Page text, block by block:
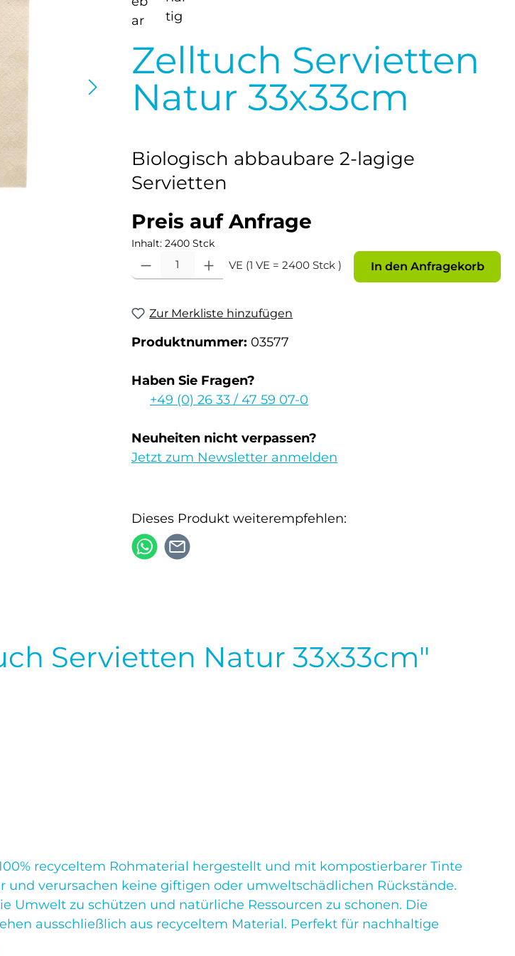
Zelltuch Servietten
Natur 33x33cm
Biologisch abbaubare 2-lagige
Servietten
Preis auf Anfrage
Inhalt: 2400 Stck
Produkt Anzahl: Gib den gewünschten Wert ein oder benutze die Schaltflächen um die
VE (1 VE = 2400 Stck ) In den Anfragekorb
Zur Merkliste hinzufügen
Produktnummer: 03577
Haben Sie Fragen?
+49 (0) 26 33 / 47 59 07-0
Neuheiten nicht verpassen?
Jetzt zum Newsletter anmelden
Dieses Produkt weiterempfehlen:
Servietten Natur 33x33cm"
recyceltem Rohmaterial hergestellt und mit kompostierbarer Tinte
verursachen keine giftigen oder umweltschädlichen Rückstände.
Umwelt zu schützen und natürliche Ressourcen zu schonen. Die
ausschließlich aus recyceltem Material. Perfekt für nachhaltige